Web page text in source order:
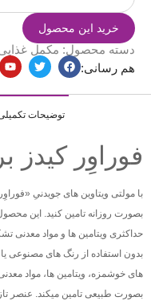
خرید این محصول
دسته محصول: مکمل
هم رسانی:
توضیحات
فوراوِر کیدز
با مولتی ویتاوین های جویدنیِ
بصورت روزانه تامین کنید. این
حداکثری ویتامین ها و مواد معدنی
بدون استفاده از رنگ های مصنوعی یا
های خوشمزه، ویتامین ها، مواد
بصورت طبیعی تامین میکند. عنصر